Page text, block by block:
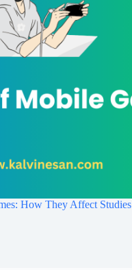
How They Affect Studies